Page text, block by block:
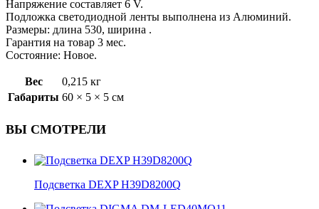
Напряжение составляет 6 V.
Подложка светодиодной ленты выполнена из Алюминий.
Размеры: длина 530, ширина .
Гарантия на товар 3 мес.
Состояние: Новое.
Вес
0,215 кг
Габариты 60 × 5 × 5 см
ВЫ СМОТРЕЛИ
Подсветка DEXP H39D8200Q